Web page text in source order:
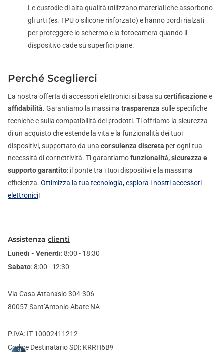
Le custodie di alta qualità utilizzano materiali che assorbono
gli urti (es. TPU o silicone rinforzato) e hanno bordi rialzati
per proteggere lo schermo e la fotocamera quando il
dispositivo cade su superfici piane.
Perché Sceglierci
La nostra offerta di accessori elettronici si basa su certificazionee
affidabilità. Garantiamo la massima trasparenza sulle specifiche
tecniche e sulla compatibilità dei prodotti. Ti offriamo la sicurezza
di un acquisto che estende la vita e la funzionalità dei tuoi
dispositivi, supportato da una consulenza discreta per ogni tua
necessità di connettività. Ti garantiamofunzionalità, sicurezza e
supporto garantito: il ponte tra i tuoi dispositivi e la massima
efficienza. Ottimizza la tua tecnologia, esplora i nostri accessori
elettronici!
Assistenza clienti
Lunedì - Venerdì: 8:00 - 18:30
Sabato: 8:00 - 12:30
Via Casa Attanasio 304-306
80057 Sant’Antonio Abate NA
P.IVA: IT 10002411212
Codice Destinatario SDI: KRRH6B9